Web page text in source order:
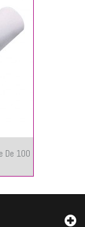
De 100